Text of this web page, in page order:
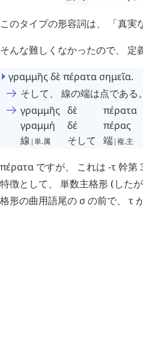
このタイプの形容詞は、 「真実
そんな難しくなかったので、 定
γραμμῆς δὲ πέρατα σημεῖα.
そして、 線の端は点である。
γραμμῆς
γραμμή
線 |単.属
δὲ
δέ
そして
πέρατα
πέρας
端|複.主
πέρατα ですが、 これは -τ幹第
特徴として、 単数主格形 (した
格形の曲用語尾の σの前で、 τ